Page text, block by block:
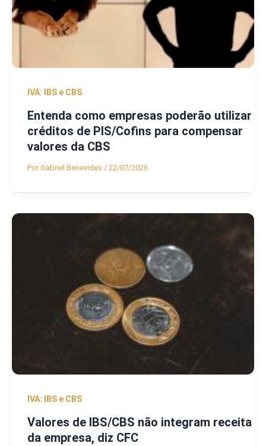
IVA: IBS e CBS
Entenda como empresas poderão utilizar
créditos de PIS/Cofins para compensar
valores da CBS
PorGabriel Benevides / 22/07/2026
IVA: IBS e CBS
Valores de IBS/CBS não integram receita
da empresa, diz CFC